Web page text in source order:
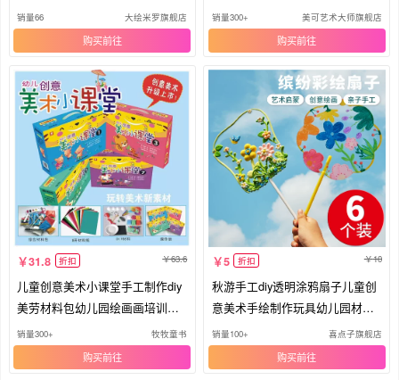
销量66 大绘米罗旗舰店
购买
包
销量300+ 美可艺术大师旗舰店
购买
31.8 折扣 63.6
儿童创意美术小课堂手工制作diy
美劳材料包幼儿园绘画画培训课
程
销量300+ 牧牧童书
购买
5 折扣 10
秋游手工diy透明涂鸦扇子儿童创
意美术手绘制作玩具幼儿园材料
包
销量100+ 喜点子旗舰店
购买